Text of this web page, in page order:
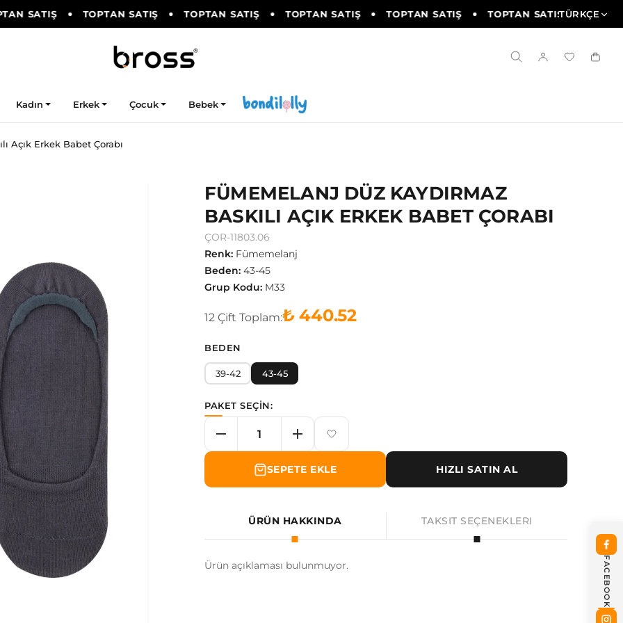
SATIŞ TOPTAN SATIŞ TOPTAN SATIŞ TOPTAN SATIŞ TOPTAN SATIŞ TOPTAN SATIŞ TÜRKÇE
Kadın Erkek Çocuk Bebek
Açık Erkek Babet Çorabı
FÜMEMELANJ DÜZ KAYDIRMAZ
BASKILI AÇIK ERKEK BABET ÇORABI
ÇOR-11803.06
Renk: Fümemelanj
Beden: 43-45
Grup Kodu: M33
12 Çift Toplam:₺ 440.52
BEDEN
39-42 43-45
PAKET SEÇİN:
SEPETE EKLE HIZLI SATIN AL
ÜRÜN HAKKINDA TAKSIT SEÇENEKLERI
Ürün açıklaması bulunmuyor. FACEBOOK